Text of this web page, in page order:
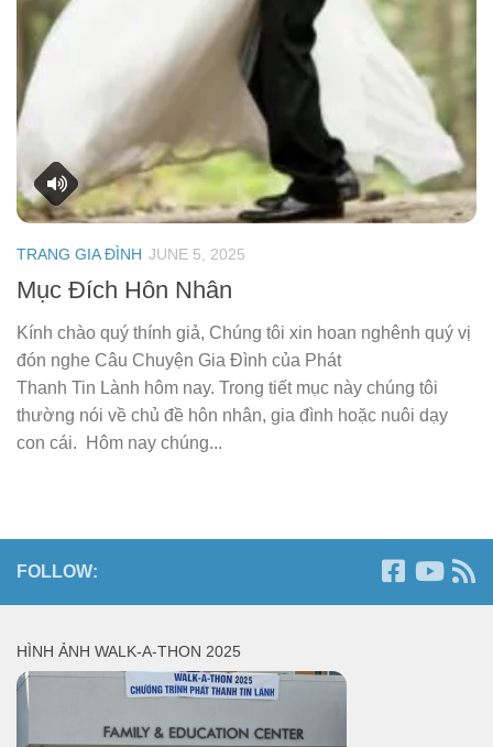
TRANG GIA ĐÌNH JUNE 5, 2025
Mục Đích Hôn Nhân
Kính chào quý thính giả, Chúng tôi xin hoan nghênh quý vị
đón nghe Câu Chuyện Gia Đình của Phát
Thanh Tin Lành hôm nay. Trong tiết mục này chúng tôi
thường nói về chủ đề hôn nhân, gia đình hoặc nuôi dạy
con cái. Hôm nay chúng...
FOLLOW:
HÌNH ẢNH WALK-A-THON 2025